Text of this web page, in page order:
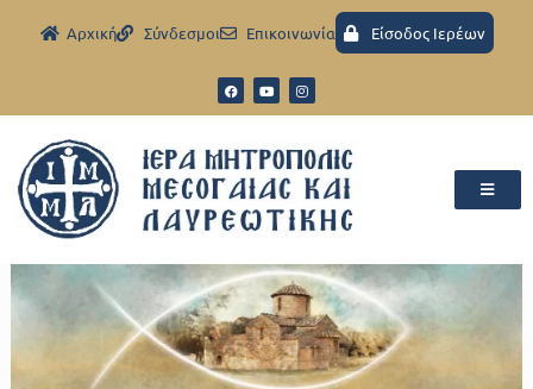
Aρχική Σύνδεσμοι Eπικοινωνία Είσοδος Ιερέων